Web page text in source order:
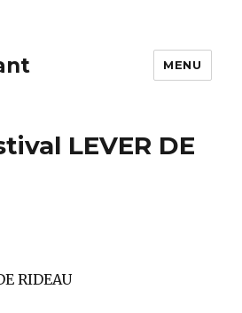
MENU
LEVER DE
RIDEAU